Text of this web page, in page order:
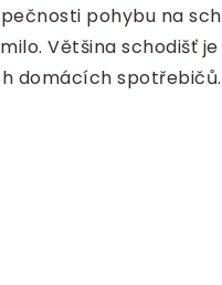
pohybu na
Většina schodišť
domácích spotřebičů.